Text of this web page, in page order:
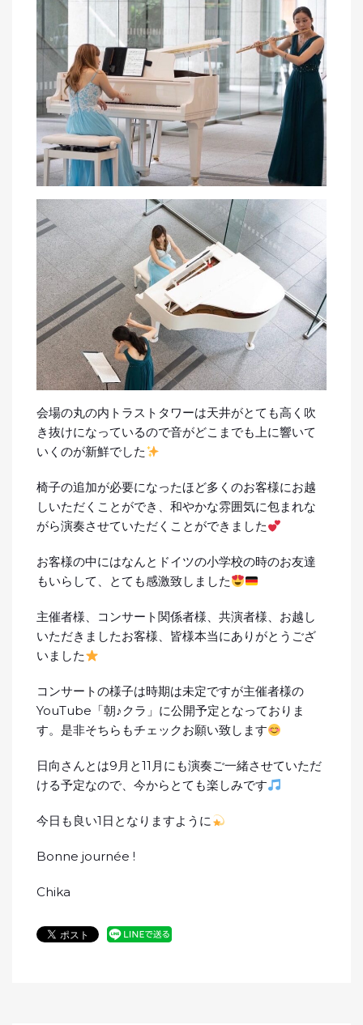
会場の丸の内トラストタワーは天井がとても高く吹
き抜けになっているので音がどこまでも上に響いて
いくのが新鮮でした
椅子の追加が必要になったほど多くのお客様にお越
しいただくことができ、和やかな雰囲気に包まれな
がら演奏させていただくことができました
お客様の中にはなんとドイツの小学校の時のお友達
もいらして、とても感激致しました
主催者様、コンサート関係者様、共演者様、お越し
いただきましたお客様、皆様本当にありがとうござ
いました
コンサートの様子は時期は未定ですが主催者様の
YouTube「朝♪クラ」に公開予定となっておりま
す。是非そちらもチェックお願い致します
日向さんとは9月と11月にも演奏ご一緒させていただ
ける予定なので、今からとても楽しみです
今日も良い1日となりますように
Bonne journée !
Chika